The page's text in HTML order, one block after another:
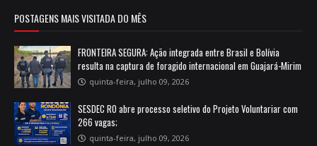
POSTAGENS MAIS VISITADA DO MÊS
FRONTEIRA SEGURA: Ação integrada entre Brasil e Bolívia
resulta na captura de foragido internacional em Guajará-Mirim
quinta-feira, julho 09, 2026
SESDEC RO abre processo seletivo do Projeto Voluntariar com
266 vagas;
quinta-feira, julho 09, 2026